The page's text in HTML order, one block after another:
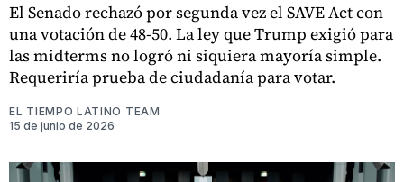
El Senado rechazó por segunda vez el SAVE Act con
una votación de 48-50. La ley que Trump exigió para
las midterms no logró ni siquiera mayoría simple.
Requeriría prueba de ciudadanía para votar.
EL TIEMPO LATINO TEAM
15 de junio de 2026